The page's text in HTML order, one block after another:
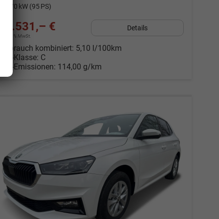
70 kW (95 PS)
20.531,– €
incl. 19% MwSt.
Details
Verbrauch kombiniert: 5,10 l/100km
-Klasse: C
-Emissionen: 114,00 g/km